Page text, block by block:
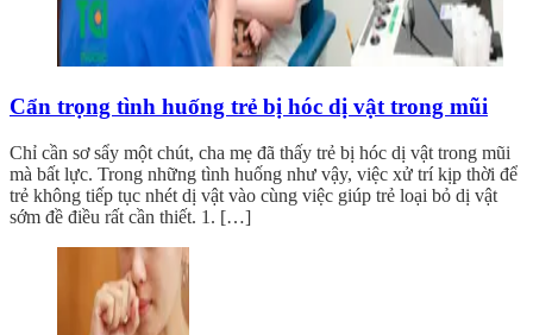
Cẩn trọng tình huống trẻ bị hóc dị vật trong mũi
Chỉ cần sơ sẩy một chút, cha mẹ đã thấy trẻ bị hóc dị vật trong mũi
mà bất lực. Trong những tình huống như vậy, việc xử trí kịp thời để
trẻ không tiếp tục nhét dị vật vào cùng việc giúp trẻ loại bỏ dị vật
sớm đề điều rất cần thiết. 1. […]